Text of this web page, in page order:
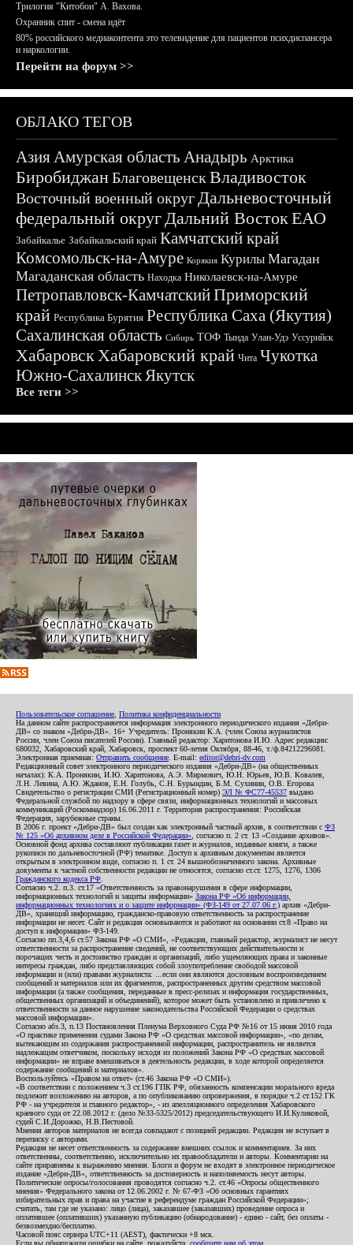
Трилогия "Китобои" А. Вахова.
Охранник спит - смена идёт
80% российского медиаконтента это телевидение для пациентов психдиспансера
и наркологии.
Перейти на форум >>
ОБЛАКО ТЕГОВ
АзияАмурская область Анадырь Арктика
БиробиджанБлаговещенскВладивосток
Восточный военный округДальневосточный
федеральный округДальний ВостокЕАО
Забайкалье Забайкальский край Камчатский край
Комсомольск-на-Амуре Корякия Курилы Магадан
Магаданская область Находка Николаевск-на-Амуре
Петропавловск-КамчатскийПриморский
край Республика Бурятия Республика Саха (Якутия)
Сахалинская область Сибирь ТОФ Тында Улан-Удэ Уссурийск
ХабаровскХабаровский край Чита Чукотка
Южно-СахалинскЯкутск
Все теги >>
Пользовательское соглашение Политика конфиденциальности
На данном сайте распространяется информация электронного периодического издания «Дебри-
ДВ» со знаком «Дебри-ДВ». 16+ Учредитель: Пронякин К.А. (член Союза журналистов
России, член Союза писателей России). Главный редактор: Харитонова И.Ю. Адрес редакции:
680032, Хабаровский край, Хабаровск, проспект 60-летия Октября, 88-46, т./ф.84212296081.
Электронная приемная: Отправить сообщение . E-mail: editor@debri-dv.com
Редакционный совет электронного периодического издания «Дебри-ДВ» (на общественных
началах): К.А. Пронякин, И.Ю. Харитонова, А.Э. Мирмович, Ю.Н. Юрьев, Ю.В. Ковалев,
Л.Н. Левина, А.Ю. Жданов, Е.Н. Голубь, С.Н. Бурындин, Б.М. Сухинин, О.В. Егорова
Свидетельство о регистрации СМИ (Регистрационный номер) ЭЛ № ФС77-45537 выдано
Федеральной службой по надзору в сфере связи, информационных технологий и массовых
коммуникаций (Роскомнадзор) 16.06.2011 г. Территория распространения: Российская
Федерация, зарубежные страны.
В 2006 г. проект «Дебри-ДВ» был создан как электронный частный архив, в соответствии с ФЗ
№ 125 «Об архивном деле в Российской Федерации» , согласно п. 2 ст. 13 «Создание архивов».
Основной фонд архива составляют публикации газет и журналов, изданные книги, а также
рукописи по дальневосточной (РФ) тематике. Доступ к архивным документам является
открытым в электронном виде, согласно п. 1 ст. 24 вышеобозначенного закона. Архивные
документы к частной собственности редакции не относятся, согласно ст.ст. 1275, 1276, 1306
Гражданского кодекса РФ
Согласно ч.2. п.3. ст.17 «Ответственность за правонарушения в сфере информации,
информационных технологий и защиты информации» Закона РФ «Об информации,
информационных технологиях и о защите информации» (ФЗ-149 от 27.07.06 г.) архив «Дебри-
ДВ», хранящий информацию, гражданско-правовую ответственность за распространение
информации не несет. Сайт и редакция основываются и работают на основании ст.8 «Право на
доступ к информации» ФЗ-149.
Согласно пп.3,4,6 ст.57 Закона РФ «О СМИ», «Редакция, главный редактор, журналист не несут
ответственности за распространение сведений, не соответствующих действительности и
порочащих честь и достоинство граждан и организаций, либо ущемляющих права и законные
интересы граждан, либо представляющих собой злоупотребление свободой массовой
информации и (или) правами журналиста: ...если они являются дословным воспроизведением
сообщений и материалов или их фрагментов, распространенных другим средством массовой
информации (а также сообщения, переданные в пресс-релизах и информация государственных,
общественных организаций и объединений), которое может быть установлено и привлечено к
ответственности за данное нарушение законодательства Российской Федерации о средствах
массовой информации».
Согласно абз.3, п.13 Постановления Пленума Верховного Суда РФ №16 от 15 июня 2010 года
«О практике применения судами Закона РФ «О средствах массовой информации», «по делам,
вытекающим из содержания распространенной информации, распространитель не является
надлежащим ответчиком, поскольку исходя из положений Закона РФ «О средствах массовой
информации» не вправе вмешиваться в деятельность редакции, в ходе которой определяется
содержание сообщений и материалов».
Воспользуйтесь «Правом на ответ» (ст.46 Закона РФ «О СМИ»).
«В соответствии с положением ч.3 ст.196 ГПК РФ, обязанность компенсации морального вреда
подлежит возложению на авторов, а по опубликованию опровержения, в порядке ч.2 ст.152 ГК
РФ - на учредителя и главного редактор», - из апелляционного определения Хабаровского
краевого суда от 22.08.2012 г. (дело №33-5325/2012) председательствующего И.И.Куликовой,
судей С.И.Дорожко, Н.В.Пестовой.
Мнения авторов материалов не всегда совпадают с позицией редакции. Редакция не вступает в
переписку с авторами.
Редакция не несет ответственность за содержание внешних ссылок и комментариев. За них
ответственны, соответственно, исключительно их правообладатели и авторы. Комментарии на
сайте приравнены к выражению мнения. Блоги и форум не входят в электронное периодическое
издание «Дебри-ДВ», ответственность за достоверность и наполняемость несут авторы.
Политические опросы/голосования проводятся согласно ч.2. ст.46 «Опросы общественного
мнения» Федерального закона от 12.06.2002 г. № 67-ФЗ «Об основных гарантиях
избирательных прав и права на участие в референдуме граждан Российской Федерации»;
считать, там где не указано: лицо (лица), заказавшее (заказавших) проведение опроса и
оплатившее (оплативших) указанную публикацию (обнародование) - едино - сайт, без оплаты -
безвозмездно/бесплатно.
Часовой пояс сервера UTC+11 (AEST), фактически +8 мск.
Если вы обнаружили ошибки на сайте, пожалуйста, сообщите нам об этом